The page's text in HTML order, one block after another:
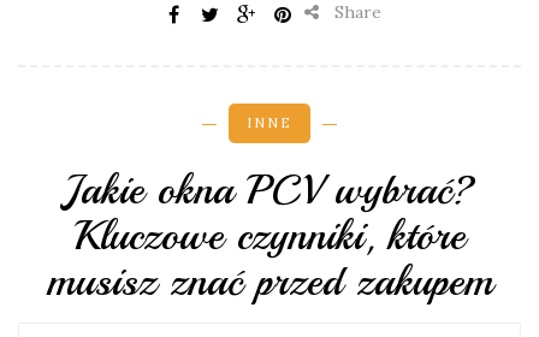
Share
INNE
Jakie okna PCV wybrać?
Kluczowe czynniki, które
musisz znać przed zakupem